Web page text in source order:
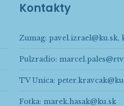
Kontakty
Zumag: pavel.izrael@ku.sk,
Pulzradio:
TV Unica:
Fotka: marek.hasak@ku.sk